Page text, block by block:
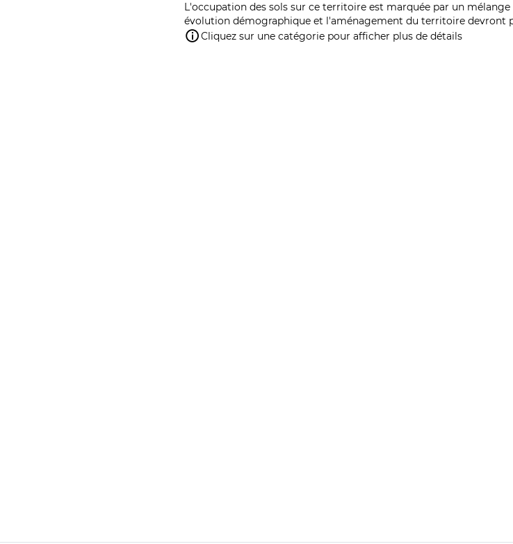
L'occupation des sols sur ce territoire est marquée par un
évolution démographique et l'aménagement du territoire devront
Cliquez sur une catégorie pour afficher plus de détails